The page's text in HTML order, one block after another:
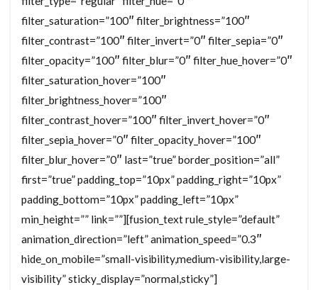
filter_saturation=”100″ filter_brightness=”100″
filter_contrast=”100″ filter_invert=”0″ filter_sepia=”0″
filter_opacity=”100″ filter_blur=”0″ filter_hue_hover=”0″
filter_saturation_hover=”100″
filter_brightness_hover=”100″
filter_contrast_hover=”100″ filter_invert_hover=”0″
filter_sepia_hover=”0″ filter_opacity_hover=”100″
filter_blur_hover=”0″ last=”true” border_position=”all”
first=”true” padding_top=”10px” padding_right=”10px”
padding_bottom=”10px” padding_left=”10px”
min_height=”” link=””][fusion_text rule_style=”default”
animation_direction=”left” animation_speed=”0.3″
hide_on_mobile=”small-visibility,medium-visibility,large-
visibility” sticky_display=”normal,sticky”]